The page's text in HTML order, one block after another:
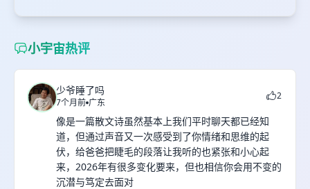
小宇宙热评
少爷睡了吗
7个月前 广东
2
像是一篇散文诗虽然基本上我们平时聊天都已经知
道，但通过声音又一次感受到了你情绪和思维的起
伏，给爸爸把睫毛的段落让我听的也紧张和小心起
来，2026年有很多变化要来，但也相信你会用不变的
沉潜与笃定去面对